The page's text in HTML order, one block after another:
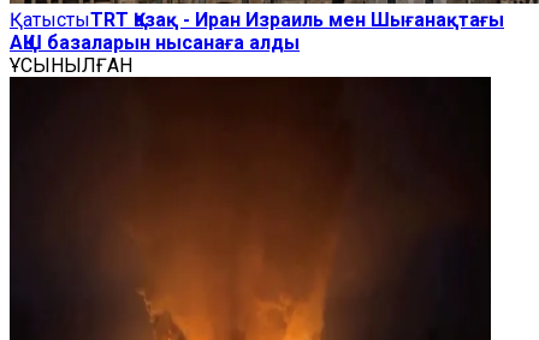
ҚатыстыTRT Қазақ - Иран Израиль мен Шығанақтағы
АҚШ базаларын нысанаға алды
ҰСЫНЫЛҒАН